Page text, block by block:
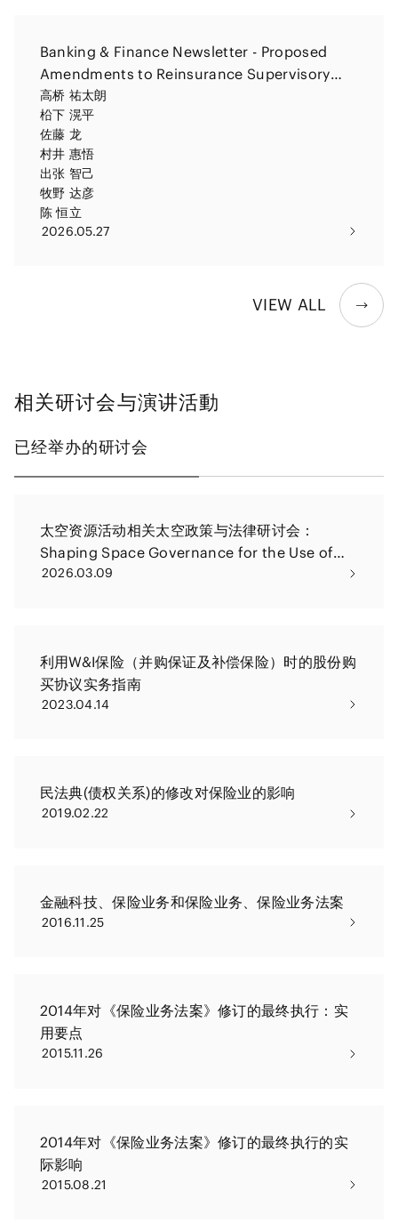
Banking & Finance Newsletter - Proposed
Amendments to Reinsurance Supervisory
Guidelines: A Focus on Asset-Intensive
Reinsurance
高桥 祐太朗
柗下 滉平
佐藤 龙
村井 惠悟
出张 智己
牧野 达彦
陈 恒立
2026.05.27
VIEW ALL
相关研讨会与演讲活動
已经举办的研讨会
太空资源活动相关太空政策与法律研讨会：
Shaping Space Governance for the Use of
Space Resources
2026.03.09
利用W&I保险（并购保证及补偿保险）时的股份购
买协议实务指南
2023.04.14
民法典(债权关系)的修改对保险业的影响
2019.02.22
金融科技、保险业务和保险业务、保险业务法案
2016.11.25
2014年对《保险业务法案》修订的最终执行：实
用要点
2015.11.26
2014年对《保险业务法案》修订的最终执行的实
际影响
2015.08.21